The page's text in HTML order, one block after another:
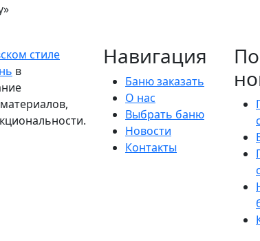
в
Навигация
Баню заказать
О нас
Выбрать баню
Новости
Контакты